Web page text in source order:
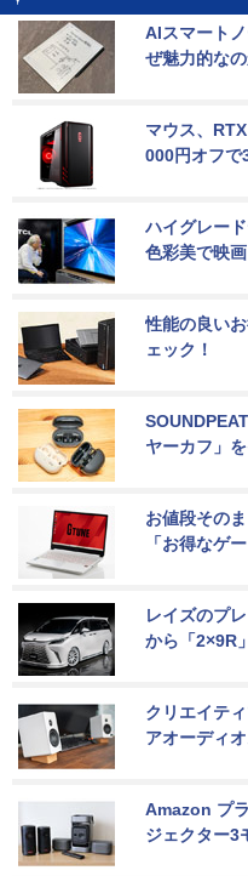
AIスマート
ぜ魅力的なの
マウス、
000円オフで
ハイグレー
色彩美で映
性能の良い
ェック！
ヤーカフ」
お値段その
「お得なゲ
レイズのプ
から「2×9R
クリエイテ
アオーディ
Amazon プ
ジェクター3